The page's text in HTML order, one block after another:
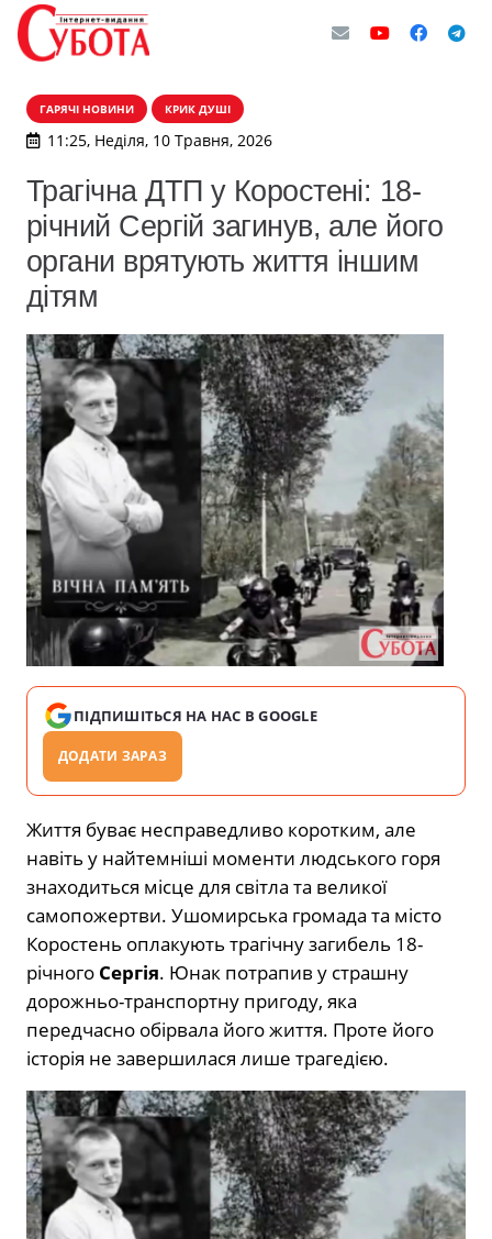
ГАРЯЧІ НОВИНИ КРИК ДУШІ
11:25, Неділя, 10 Травня, 2026
Трагічна ДТП у Коростені: 18-
річний Сергій загинув, але його
органи врятують життя іншим
дітям
ПІДПИШІТЬСЯ НА НАС В GOOGLE
ДОДАТИ ЗАРАЗ
Життя буває несправедливо коротким, але
навіть у найтемніші моменти людського горя
знаходиться місце для світла та великої
самопожертви. Ушомирська громада та місто
Коростень оплакують трагічну загибель 18-
річного Сергія. Юнак потрапив у страшну
дорожньо-транспортну пригоду, яка
передчасно обірвала його життя. Проте його
історія не завершилася лише трагедією.